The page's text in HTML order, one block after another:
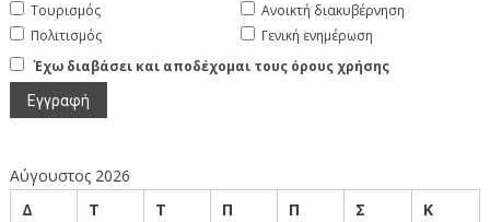
Τουρισμός
Πολιτισμός
Ανοικτή διακυβέρνηση
Γενική ενημέρωση
Έχω διαβάσει και αποδέχομαι τους όρους χρήσης
Αύγουστος 2026
Δ
Τ Τ Π Π Σ
Κ